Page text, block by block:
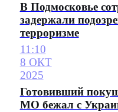
В Подмосковье
задержали
терроризме
11:10
8 ОКТ
2025
Готовивший
МО бежал с